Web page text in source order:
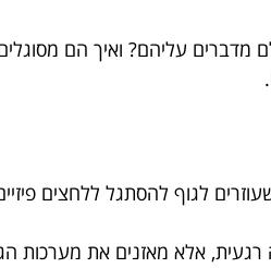
עליהם? ואיך הם
לגוף להסתגל ללחצים
אלא מאזנים את מערכות